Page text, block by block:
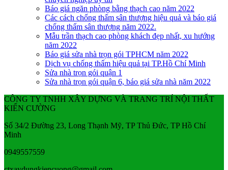
Báo giá ngăn phòng bằng thạch cao năm 2022
Các cách chống thấm sân thượng hiệu quả và báo giá
chống thấm sân thượng năm 2022.
Mẫu trần thạch cao phòng khách đẹp nhất, xu hướng
năm 2022
Báo giá sửa nhà trọn gói TPHCM năm 2022
Dịch vụ chống thấm hiệu quả tại TP.Hồ Chí Minh
Sửa nhà trọn gói quận 1
Sửa nhà trọn gói quận 6, báo giá sửa nhà năm 2022
CÔNG TY TNHH XÂY DỰNG VÀ TRANG TRÍ NỘI THẤT
KIẾN CƯỜNG
Số 34/2 Đường 23, Long Thạnh Mỹ, TP Thủ Đức, TP Hồ Chí
Minh
0949557559